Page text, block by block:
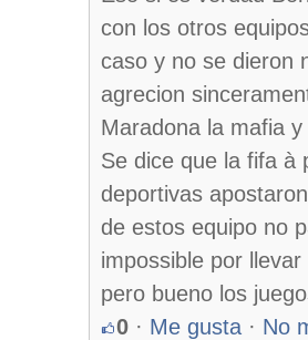
con los otros
caso y no se dieron
agrecion
Maradona la mafia
Se dice que la fifa à
deportivas
de estos equipo no
impossible por
pero bueno los
0 · Me gusta · No